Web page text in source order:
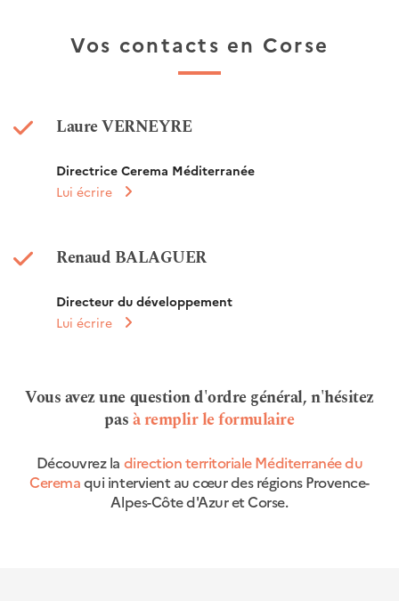
Vos contacts en Corse
Laure VERNEYRE
Directrice Cerema Méditerranée
Lui écrire
Renaud BALAGUER
Directeur du développement
Lui écrire
Vous avez une question d'ordre général, n'hésitez
pasà remplir le formulaire
Découvrez la direction territoriale Méditerranée du
Ceremaqui intervient au cœur des régions Provence-
Alpes-Côte d'Azur et Corse.